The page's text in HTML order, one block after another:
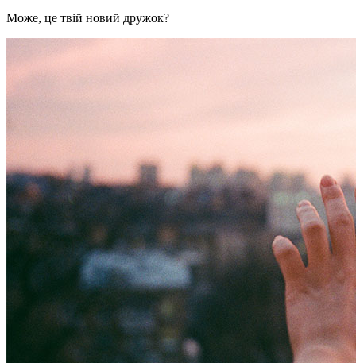
Може, це твій новий дружок?